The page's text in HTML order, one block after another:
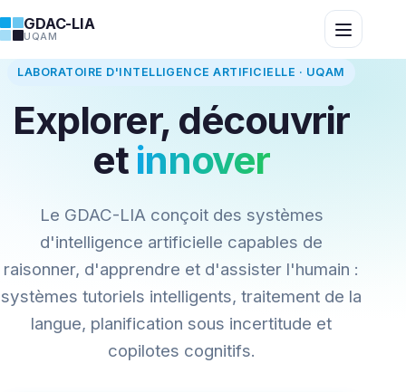
GDAC-LIA
UQAM Ouvrir le
LABORATOIRE D'INTELLIGENCE ARTIFICIELLE · UQAM
Explorer, découvrir
etinnover
Le GDAC-LIA conçoit des systèmes
d'intelligence artificielle capables de
raisonner, d'apprendre et d'assister l'humain :
systèmes tutoriels intelligents, traitement de la
langue, planification sous incertitude et
copilotes cognitifs.